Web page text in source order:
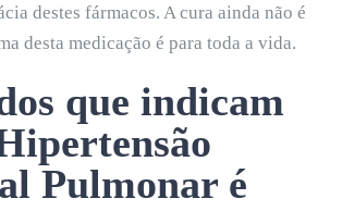
destes fármacos. A cura ainda não é
desta medicação é para toda a vida.
que indicam
Pulmonar é